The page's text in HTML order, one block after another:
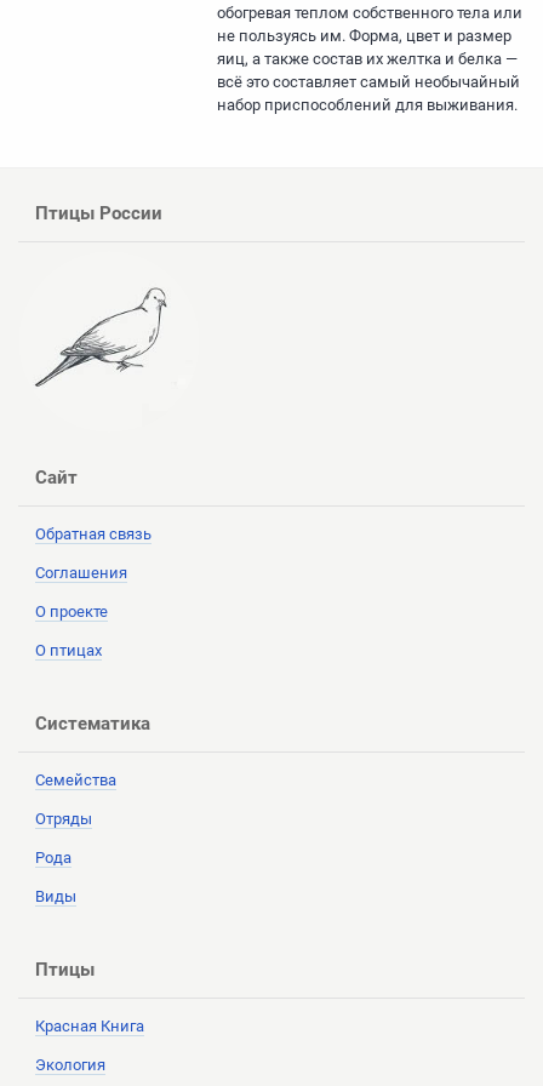
обогревая теплом собственного тела или
не пользуясь им. Форма, цвет и размер
яиц, а также состав их желтка и белка —
всё это составляет самый необычайный
набор приспособлений для выживания.
Птицы России
Сайт
Обратная связь
Соглашения
О проекте
О птицах
Систематика
Семейства
Отряды
Рода
Виды
Птицы
Красная Книга
Экология